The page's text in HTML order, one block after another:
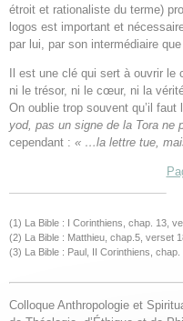
étroit et rationaliste du terme)
logos est important et
par lui, par son intermédiaire
Il est une clé qui sert à ouvrir
ni le trésor, ni le cœur, ni la
On oublie trop souvent qu’il faut
yod, pas un signe de la Tora ne
cependant : « …la lettre tue,
(1) La Bible : I Corinthiens, chap. 13,
(2) La Bible : Matthieu, chap.5, verset
(3) La Bible : Paul, II Corinthiens,
Colloque Anthropologie et